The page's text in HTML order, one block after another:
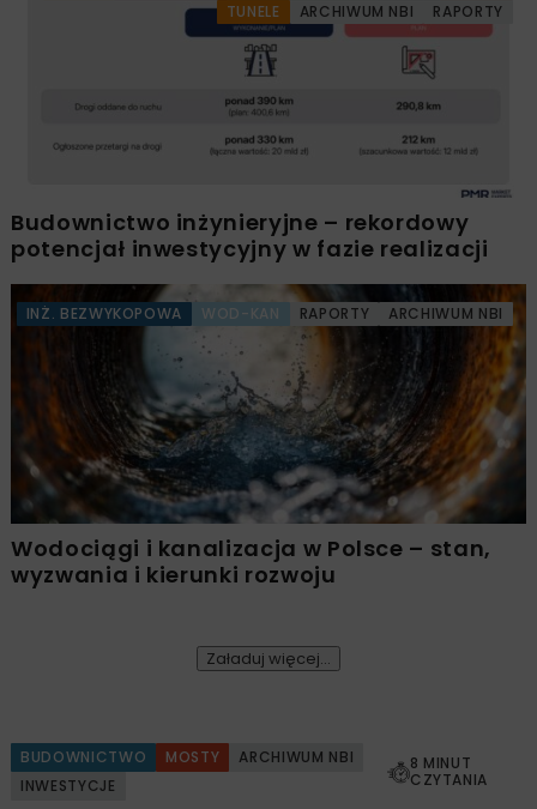
TUNELE
ARCHIWUM NBI RAPORTY
Budownictwo inżynieryjne – rekordowy
potencjał inwestycyjny w fazie realizacji
INŻ. BEZWYKOPOWA WOD-KAN RAPORTY ARCHIWUM NBI
Wodociągi i kanalizacja w Polsce – stan,
wyzwania i kierunki rozwoju
Załaduj więcej...
BUDOWNICTWO MOSTY
ARCHIWUM NBI
INWESTYCJE
8 MINUT
CZYTANIA